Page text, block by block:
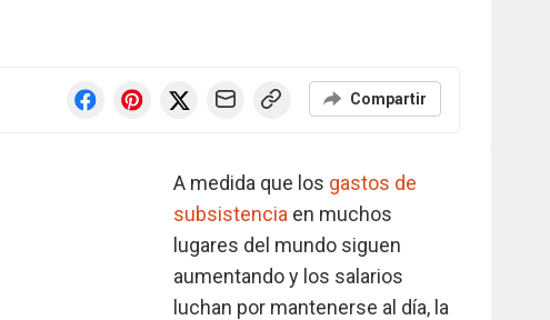
Compartir
A medida que los gastos de
subsistencia en muchos
lugares del mundo siguen
aumentando y los salarios
luchan por mantenerse al día, la